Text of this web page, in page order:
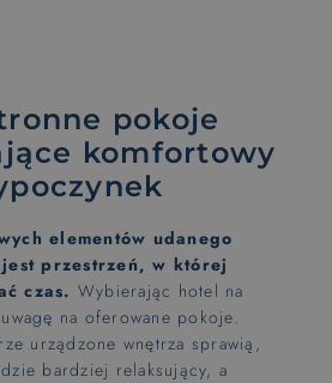
pokoje
komfortowy
elementów udanego
przestrzeń, w której
czas. Wybierając hotel na
na oferowane pokoje.
urządzone wnętrza sprawią,
bardziej relaksujący, a